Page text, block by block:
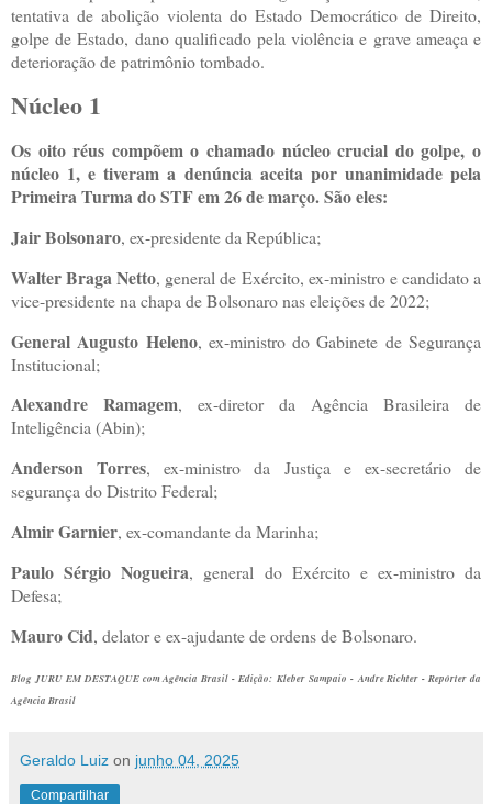
tentativa de abolição violenta do Estado Democrático de Direito,
golpe de Estado, dano qualificado pela violência e grave ameaça e
deterioração de patrimônio tombado.
Núcleo 1
Os oito réus compõem o chamado núcleo crucial do golpe, o
núcleo 1, e tiveram a denúncia aceita por unanimidade pela
Primeira Turma do STF em 26 de março. São eles:
Jair Bolsonaro, ex-presidente da República;
Walter Braga Netto, general de Exército, ex-ministro e candidato a
vice-presidente na chapa de Bolsonaro nas eleições de 2022;
General Augusto Heleno, ex-ministro do Gabinete de Segurança
Institucional;
Alexandre Ramagem, ex-diretor da Agência Brasileira de
Inteligência (Abin);
Anderson Torres, ex-ministro da Justiça e ex-secretário de
segurança do Distrito Federal;
Almir Garnier, ex-comandante da Marinha;
Paulo Sérgio Nogueira, general do Exército e ex-ministro da
Defesa;
Mauro Cid, delator e ex-ajudante de ordens de Bolsonaro.
Blog JURU EM DESTAQUE com Agência Brasil - Edição: Kleber Sampaio - Andre Richter - Repórter da
Agência Brasil
Geraldo Luiz on junho 04, 2025
Compartilhar